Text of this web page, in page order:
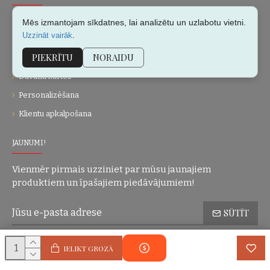
IELIKT GROZĀ
Par mums
Kontakti
Vietnes karte
Dāvanu kartes
Personalizēšana
Klientu apkalpošana
JAUNUMI!
Vienmēr pirmais uzziniet par mūsu jaunajiem
produktiem un īpašajiem piedāvājumiem!
SŪTĪT
Esmu iepazinies(-usies) ar sadaļu Konfidencialitātes politika
piekrītu visiem minētajiem noteikumiem
Mēs izmantojam sīkdatnes, lai analizētu un uzlabotu vietni.
Uzzināt vairāk
PIEKRĪTU NORAIDU